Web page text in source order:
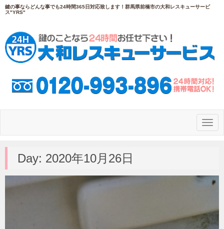
鍵の事ならどんな事でも24時間365日対応致します！群馬県前橋市の大和レスキューサービ
ス"YRS"
N
a
i
Day: 2020年10月26日